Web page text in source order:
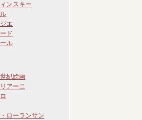
ンスキー
エ
ド
ル
紀絵画
アーニ
ローランサン